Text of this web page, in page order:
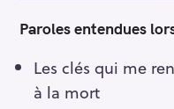
Paroles entendues
Les clés qui me
à la mort